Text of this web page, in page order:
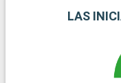
LAS